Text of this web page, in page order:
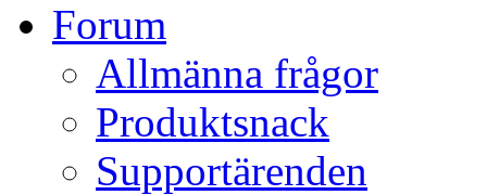
Forum
Allmänna frågor
Produktsnack
Supportärenden